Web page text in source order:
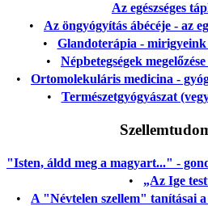
Az egészséges
• Az öngyógyítás ábécéje - az
• Glandoterápia - mirigyeink
• Népbetegségek
• Ortomolekuláris medicina -
• Természetgyógyászat
"Isten, áldd meg a magyart..." -
• „Az Ige
• A "Névtelen szellem" tanításai